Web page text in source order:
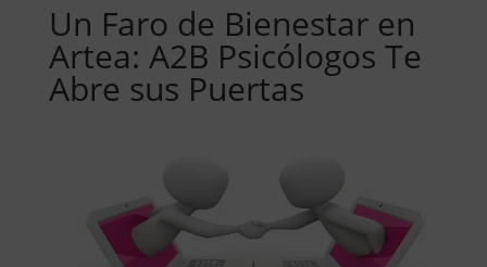
Un Faro de Bienestar en
Artea: A2B Psicólogos Te
Abre sus Puertas